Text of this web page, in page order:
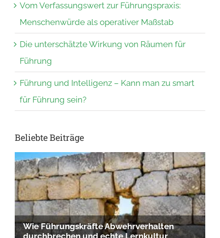
Vom Verfassungswert zur Führungspraxis:
Menschenwürde als operativer Maßstab
Die unterschätzte Wirkung von Räumen für
Führung
Führung und Intelligenz – Kann man zu smart
für Führung sein?
Beliebte Beiträge